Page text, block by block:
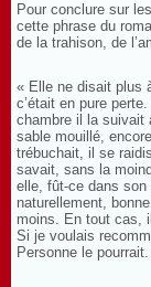
Pour conclure sur
cette phrase du
de la trahison, de
« Elle ne disait plus
c’était en pure
chambre il la suivait
sable mouillé,
trébuchait, il se
savait, sans la
elle, fût-ce dans son
naturellement,
moins. En tout cas,
Si je voulais
Personne le